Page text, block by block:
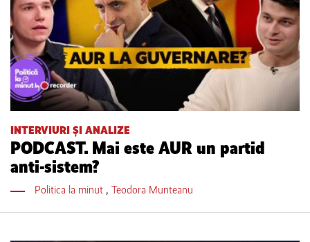
INTERVIURI ȘI ANALIZE
PODCAST. Mai este AUR un partid
anti-sistem?
Politica la minut , Teodora Munteanu